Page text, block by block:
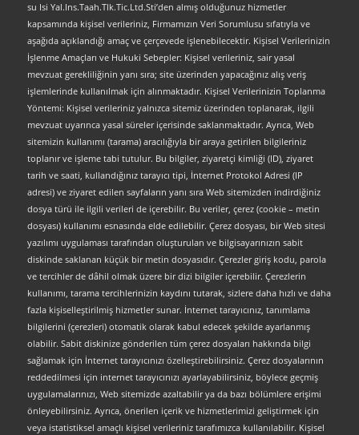
su Isi Yal.Ins.Taah.Tlk.Tic.Ltd.Sti’den almış olduğunuz hizmetler
kapsamında kişisel verileriniz, Firmamızın Veri Sorumlusu sıfatıyla ve
aşağıda açıklandığı amaç ve çerçevede işlenebilecektir. Kişisel Verilerinizin
İşlenme Amaçları ve Hukuki Sebepler: Kişisel verileriniz, sair yasal
mevzuat gerekliliğinin yanı sıra; site üzerinden yapacağınız alış veriş
işlemlerinde kullanılmak için alınmaktadır. Kişisel Verilerinizin Toplanma
Yöntemi: Kişisel verileriniz yalnızca sitemiz üzerinden toplanarak, ilgili
mevzuat uyarınca yasal süreler içerisinde saklanmaktadır. Ayrıca, Web
sitemizin kullanımı (tarama) aracılığıyla bir araya getirilen bilgileriniz
toplanır ve işleme tabi tutulur. Bu bilgiler, ziyaretçi kimliği (ID), ziyaret
tarih ve saati, kullandığınız tarayıcı tipi, İnternet Protokol Adresi (IP
adresi) ve ziyaret edilen sayfaların yanı sıra Web sitemizden indirdiğiniz
dosya türü ile ilgili verileri de içerebilir. Bu veriler, çerez (cookie – metin
dosyası) kullanımı esnasında elde edilebilir. Çerez dosyası, bir Web sitesi
yazılımı uygulaması tarafından oluşturulan ve bilgisayarınızın sabit
diskinde saklanan küçük bir metin dosyasıdır. Çerezler giriş kodu, parola
ve tercihler de dâhil olmak üzere bir dizi bilgiler içerebilir. Çerezlerin
kullanımı, tarama tercihlerinizin kaydını tutarak, sizlere daha hızlı ve daha
fazla kişiselleştirilmiş hizmetler sunar. İnternet tarayıcınız, tanımlama
bilgilerini (çerezleri) otomatik olarak kabul edecek şekilde ayarlanmış
olabilir. Sabit diskinize gönderilen tüm çerez dosyaları hakkında bilgi
sağlamak için İnternet tarayıcınızı özelleştirebilirsiniz. Çerez dosyalarının
reddedilmesi için internet tarayıcınızı ayarlayabilirsiniz, böylece geçmiş
uygulamalarınızı, Web sitemizde azaltabilir ya da bazı bölümlere erişimi
önleyebilirsiniz. Ayrıca, önerilen içerik ve hizmetlerimizi geliştirmek için
veya istatistiksel amaçlı kişisel verileriniz tarafımızca kullanılabilir. Kişisel